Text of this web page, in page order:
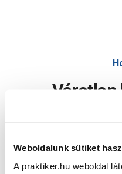
Weboldalunk sütiket
A praktiker.hu weboldal